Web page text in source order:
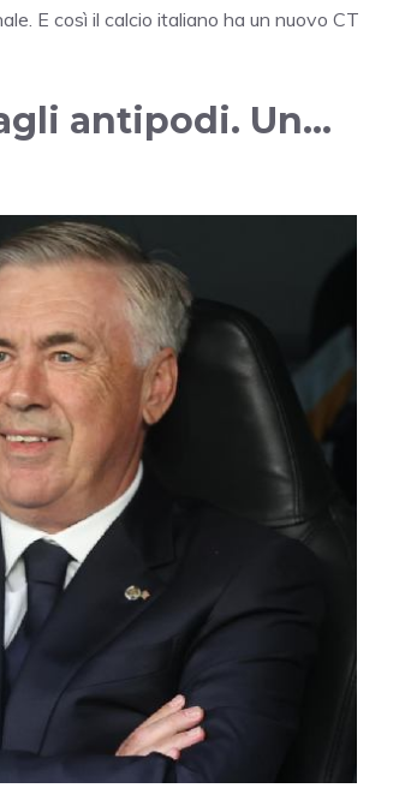
E così il calcio italiano ha un nuovo CT
antipodi. Un…